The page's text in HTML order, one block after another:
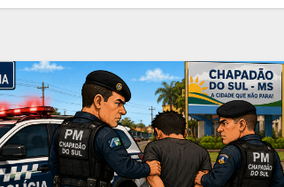
Mato Grosso do Sul 7 Ago